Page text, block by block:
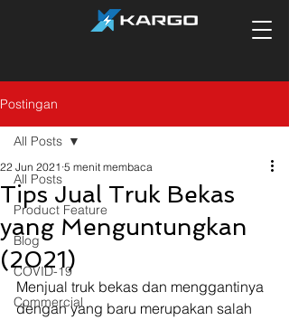
Postingan
All Posts
Product Feature
Blog
COVID-19
Commercial
All Posts
Tips Jual Truk Bekas
yang Menguntungkan
(2021)
22 Jun 2021 5 menit membaca
Menjual truk bekas dan menggantinya
dengan yang baru merupakan salah